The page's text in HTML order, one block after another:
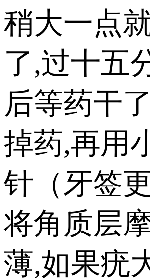
稍大一点
了,过十五
后等药干
掉药,再用
针（牙签更
将角质层
薄,如果疣